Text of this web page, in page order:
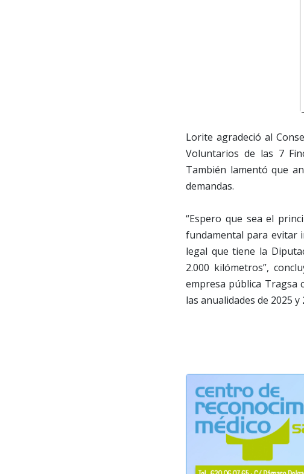
Lorite agradeció al
Voluntarios de las 7
También lamentó que
demandas.
“Espero que sea el
fundamental para evitar
legal que tiene la
2.000 kilómetros”,
empresa pública Tragsa
las anualidades de 2025 y